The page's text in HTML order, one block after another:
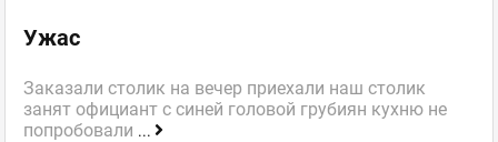
Ужас
Заказали столик на вечер приехали наш столик
занят официант с синей головой грубиян кухню не
попробовали ...